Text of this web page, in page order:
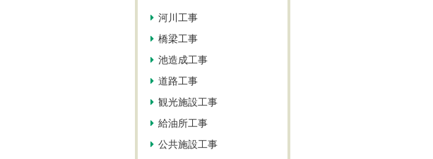
河川工事
橋梁工事
池造成工事
道路工事
観光施設工事
給油所工事
公共施設工事